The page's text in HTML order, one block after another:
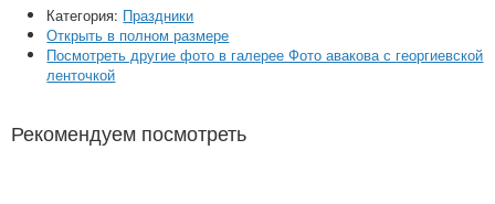
Категория: Праздники
Открыть в полном размере
Посмотреть другие фото в галерее Фото авакова с георгиевской
ленточкой
Рекомендуем посмотреть